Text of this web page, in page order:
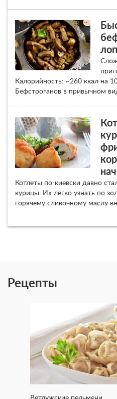
Калорийность: ~260 ккал на
Бефстроганов в привычном
Котлеты по-киевски давно
курицы. Их легко узнать по
горячему сливочному маслу
Рецепты